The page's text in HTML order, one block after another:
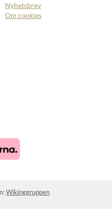
Nyhetsbrev
Om cookies
Wikinggruppen